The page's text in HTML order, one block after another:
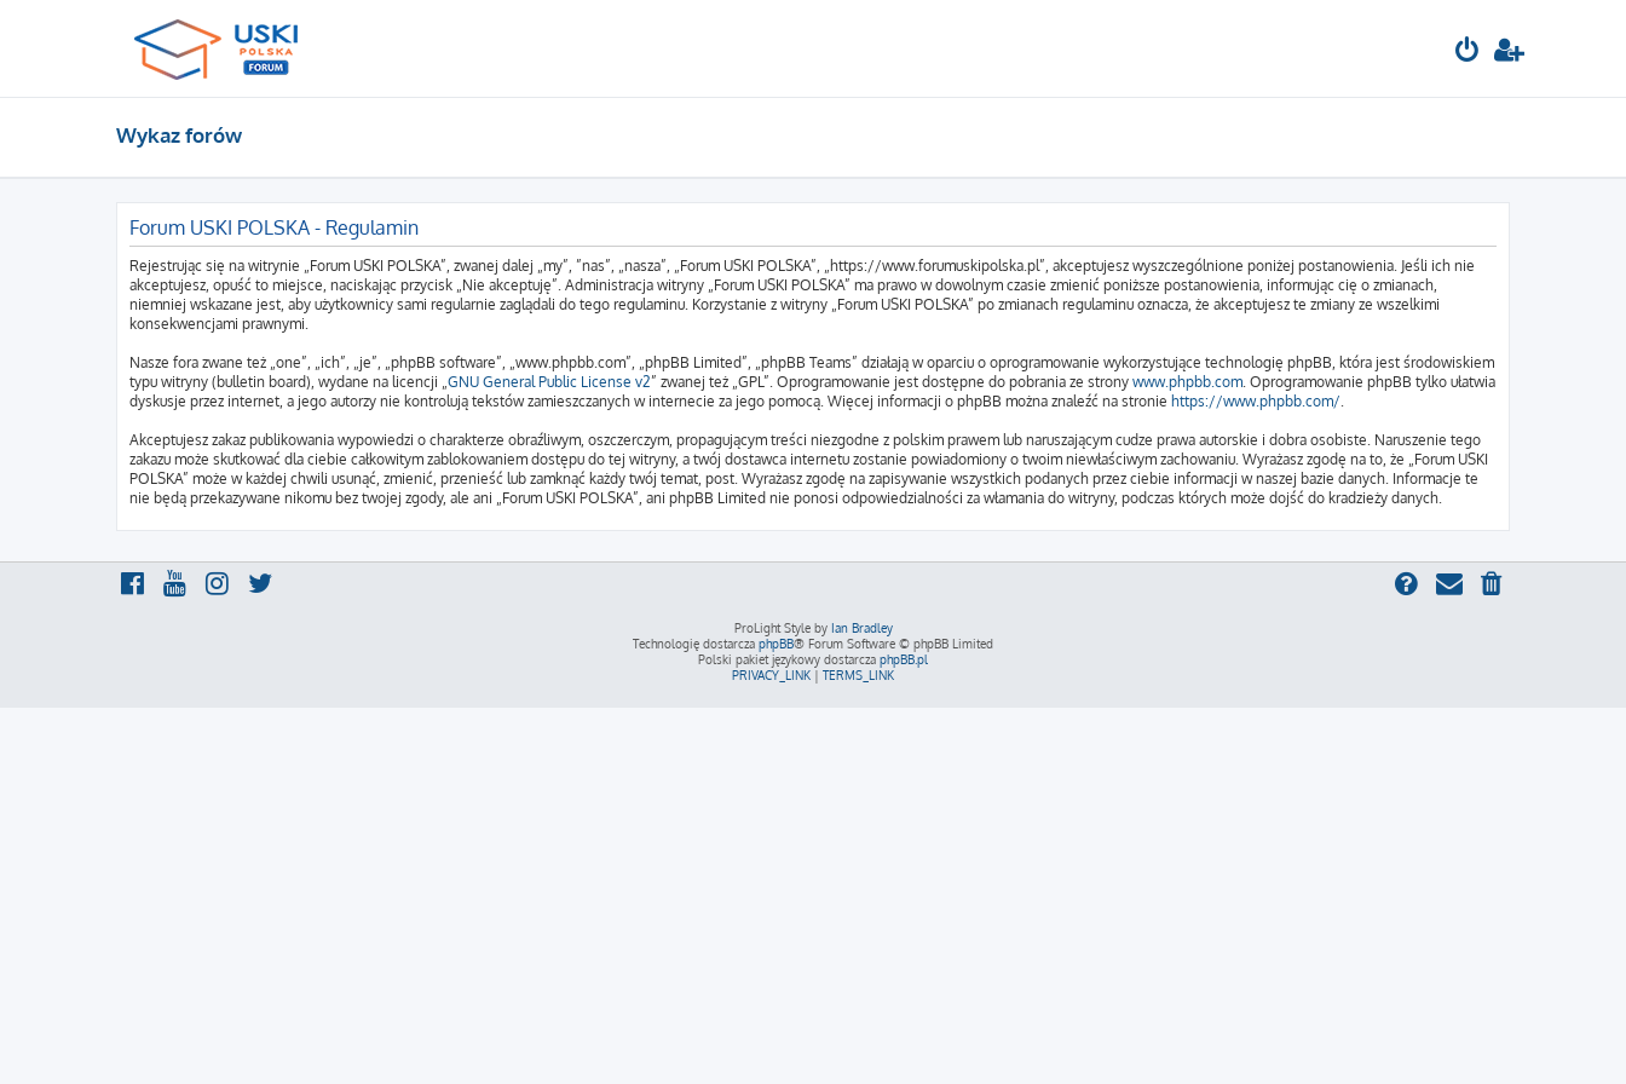
Wykaz forów
Forum USKI POLSKA - Regulamin
Rejestrując się na witrynie „Forum USKI POLSKA”, zwanej dalej „my”, ”nas”, „nasza”, „Forum USKI POLSKA”, „https://www.forumuskipolska.pl”, akceptujesz wyszczególnione poniżej postanowienia. Jeśli ich nie
akceptujesz, opuść to miejsce, naciskając przycisk „Nie akceptuję”. Administracja witryny „Forum USKI POLSKA” ma prawo w dowolnym czasie zmienić poniższe postanowienia, informując cię o zmianach,
niemniej wskazane jest, aby użytkownicy sami regularnie zaglądali do tego regulaminu. Korzystanie z witryny „Forum USKI POLSKA” po zmianach regulaminu oznacza, że akceptujesz te zmiany ze wszelkimi
konsekwencjami prawnymi.
Nasze fora zwane też „one”, „ich”, „je”, „phpBB software”, „www.phpbb.com”, „phpBB Limited”, „phpBB Teams” działają w oparciu o oprogramowanie wykorzystujące technologię phpBB, która jest środowiskiem
typu witryny (bulletin board), wydane na licencji „GNU General Public License v2” zwanej też „GPL”. Oprogramowanie jest dostępne do pobrania ze strony www.phpbb.com. Oprogramowanie phpBB tylko ułatwia
dyskusje przez internet, a jego autorzy nie kontrolują tekstów zamieszczanych w internecie za jego pomocą. Więcej informacji o phpBB można znaleźć na stronie https://www.phpbb.com/.
Akceptujesz zakaz publikowania wypowiedzi o charakterze obraźliwym, oszczerczym, propagującym treści niezgodne z polskim prawem lub naruszającym cudze prawa autorskie i dobra osobiste. Naruszenie tego
zakazu może skutkować dla ciebie całkowitym zablokowaniem dostępu do tej witryny, a twój dostawca internetu zostanie powiadomiony o twoim niewłaściwym zachowaniu. Wyrażasz zgodę na to, że „Forum USKI
POLSKA” może w każdej chwili usunąć, zmienić, przenieść lub zamknąć każdy twój temat, post. Wyrażasz zgodę na zapisywanie wszystkich podanych przez ciebie informacji w naszej bazie danych. Informacje te
nie będą przekazywane nikomu bez twojej zgody, ale ani „Forum USKI POLSKA”, ani phpBB Limited nie ponosi odpowiedzialności za włamania do witryny, podczas których może dojść do kradzieży danych.
ProLight Style by Ian Bradley
Technologię dostarcza phpBB® Forum Software © phpBB Limited
Polski pakiet językowy dostarcza phpBB.pl
PRIVACY_LINK | TERMS_LINK